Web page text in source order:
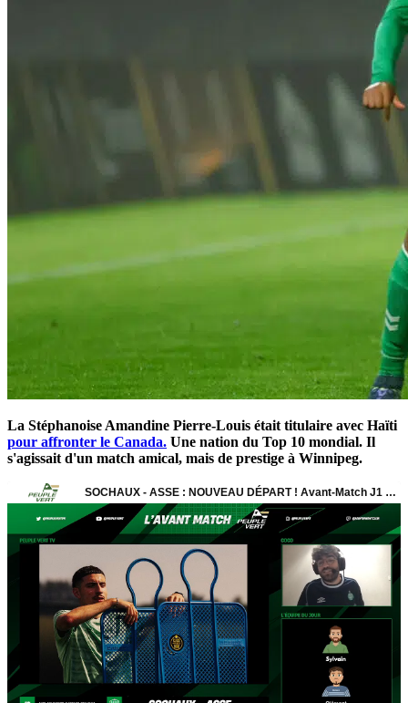
La Stéphanoise Amandine Pierre-Louis était titulaire avec Haïti
pour affronter le Canada. Une nation du Top 10 mondial. Il
s'agissait d'un match amical, mais de prestige à Winnipeg.